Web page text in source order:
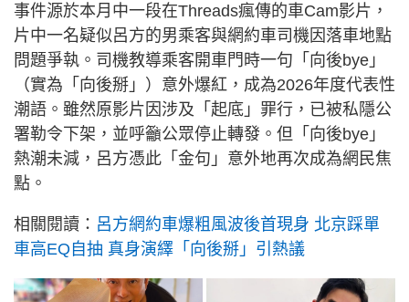
事件源於本月中一段在Threads瘋傳的車Cam影片，
片中一名疑似呂方的男乘客與網約車司機因落車地點
問題爭執。司機教導乘客開車門時一句「向後bye」
（實為「向後掰」）意外爆紅，成為2026年度代表性
潮語。雖然原影片因涉及「起底」罪行，已被私隱公
署勒令下架，並呼籲公眾停止轉發。但「向後bye」
熱潮未減，呂方憑此「金句」意外地再次成為網民焦
點。
相關閱讀： 呂方網約車爆粗風波後首現身 北京踩單
車高EQ自抽 真身演繹「向後掰」引熱議